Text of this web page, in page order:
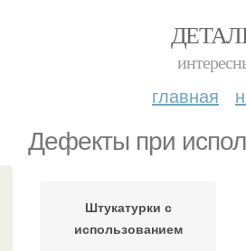
главная
Дефекты при
Штукатурки с
использованием